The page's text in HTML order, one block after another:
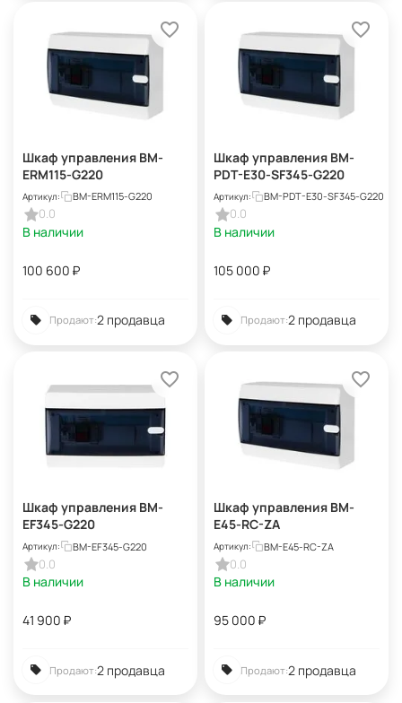
Шкаф управления BM-
ERM115-G220
Артикул: BM-ERM115-G220
0.0
В наличии
100 600 ₽
Продают:2 продавца
Шкаф управления BM-
PDT-E30-SF345-G220
Артикул: BM-PDT-E30-SF345-G220
0.0
В наличии
105 000 ₽
Продают:2 продавца
Шкаф управления BM-
EF345-G220
Артикул: BM-EF345-G220
0.0
В наличии
41 900 ₽
Продают:2 продавца
Шкаф управления BM-
E45-RC-ZA
Артикул: BM-E45-RC-ZA
0.0
В наличии
95 000 ₽
Продают:2 продавца